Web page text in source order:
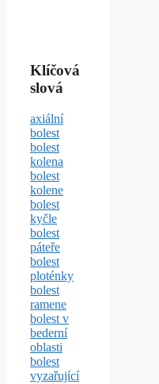
Klíčová
slová
axiální
bolest
bolest
kolena
bolest
kolene
bolest
kyčle
bolest
páteře
bolest
ploténky
bolest
ramene
bolest v
bederní
oblasti
bolest
vyzařující